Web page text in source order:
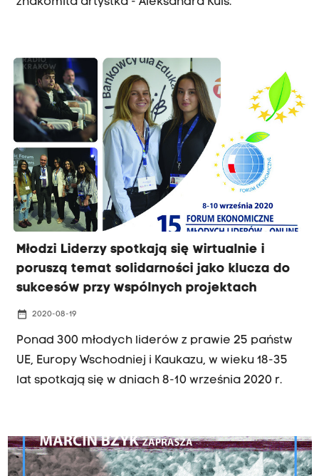
Młodzi Liderzy spotkają się wirtualnie i
poruszą temat solidarności jako klucza do
sukcesów przy wspólnych projektach
date_range 2020-08-19
Ponad 300 młodych liderów z prawie 25 państw
UE, Europy Wschodniej i Kaukazu, w wieku 18-35
lat spotkają się w dniach 8-10 września 2020 r.